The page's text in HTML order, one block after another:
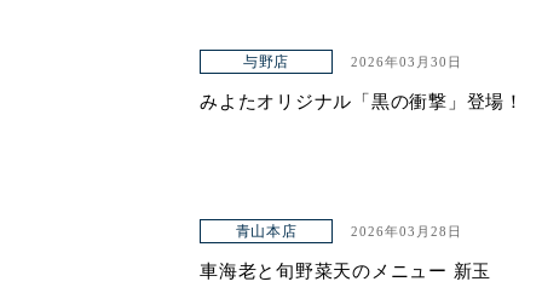
アクセス
青山本店
与野店
与野店 2026年03月30日
みよたオリジナル「黒の衝撃」登場！
青山本店 2026年03月28日
車海老と旬野菜天のメニュー 新玉